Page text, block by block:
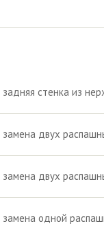
задняя стенка из
замена двух
замена двух
замена одной